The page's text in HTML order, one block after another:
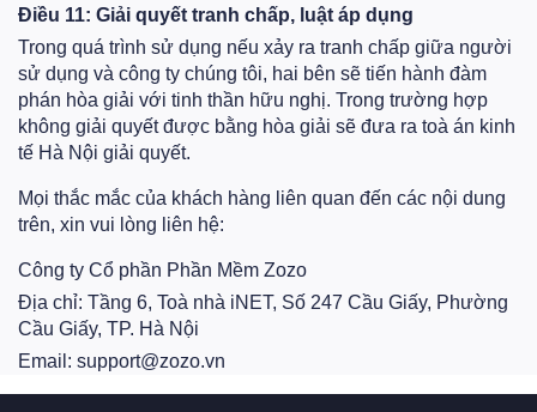
Điều 11: Giải quyết tranh chấp, luật áp dụng
Trong quá trình sử dụng nếu xảy ra tranh chấp giữa người
sử dụng và công ty chúng tôi, hai bên sẽ tiến hành đàm
phán hòa giải với tinh thần hữu nghị. Trong trường hợp
không giải quyết được bằng hòa giải sẽ đưa ra toà án kinh
tế Hà Nội giải quyết.
Mọi thắc mắc của khách hàng liên quan đến các nội dung
trên, xin vui lòng liên hệ:
Công ty Cổ phần Phần Mềm Zozo
Địa chỉ: Tầng 6, Toà nhà iNET, Số 247 Cầu Giấy, Phường
Cầu Giấy, TP. Hà Nội
Email: support@zozo.vn